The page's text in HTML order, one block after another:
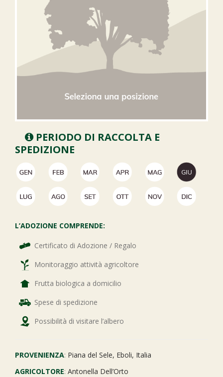
PERIODO DI RACCOLTA E
SPEDIZIONE
L’ADOZIONE COMPRENDE:
Certificato di Adozione / Regalo
Monitoraggio attività agricoltore
Frutta biologica a domicilio
Spese di spedizione
Possibilità di visitare l’albero
PROVENIENZA: Piana del Sele, Eboli, Italia
AGRICOLTORE: Antonella Dell’Orto